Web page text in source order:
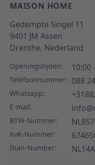
MAISON HOME
Gedempte Singel 11
9401 JM Assen
Drenthe, Nederland
Openingstijden: 10:00
Telefoonnummer: 088
Whatsapp:
E-mail:
BTW-Nummer:
KvK-Nummer:
Iban-Number: